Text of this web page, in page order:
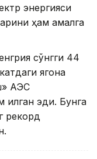
энергияси
ҳам амалга
сўнгги 44
ягона
АЭС
эди. Бунга
рекорд